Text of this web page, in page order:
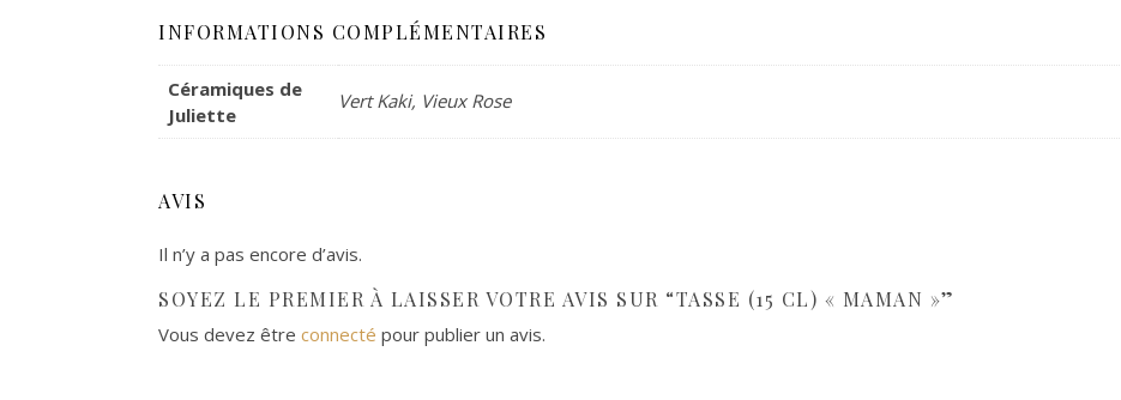
INFORMATIONS COMPLÉMENTAIRES
Céramiques de
Juliette
Vert Kaki, Vieux Rose
AVIS
Il n’y a pas encore d’avis.
SOYEZ LE PREMIER À LAISSER VOTRE AVIS SUR “TASSE (15 CL) « MAMAN »”
Vous devez être connecté pour publier un avis.